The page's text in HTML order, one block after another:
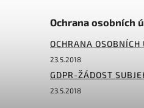
Ochrana osobních
OCHRANA OSOBNÍCH
23.5.2018
GDPR-ŽÁDOST
23.5.2018